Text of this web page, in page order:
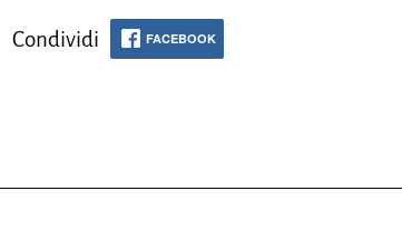
Condividi FACEBOOK